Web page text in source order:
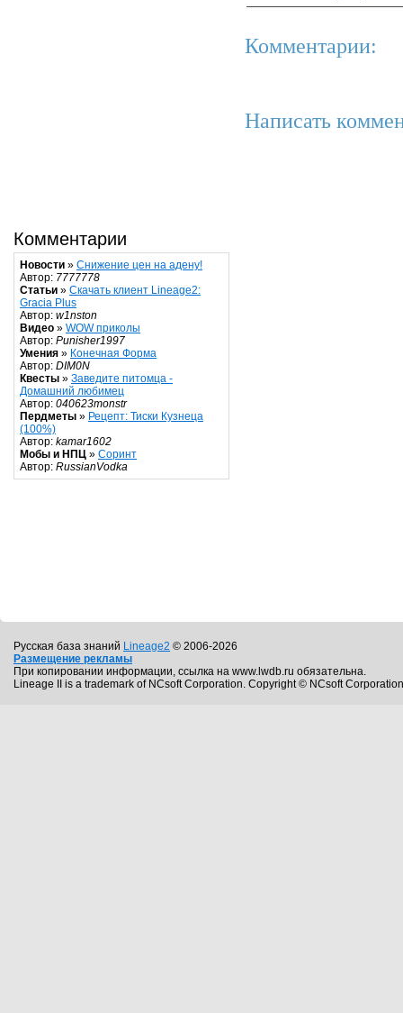
Комментарии
Новости » Снижение цен на адену!
Автор: 7777778
Статьи » Скачать клиент Lineage2:
Gracia Plus
Автор: w1nston
Видео » WOW приколы
Автор: Punisher1997
Умения » Конечная Форма
Автор: DIM0N
Квесты » Заведите питомца -
Домашний любимец
Автор: 040623monstr
Пердметы » Рецепт: Тиски Кузнеца
(100%)
Автор: kamar1602
Мобы и НПЦ » Соринт
Автор: RussianVodka
Комментарии:
Написать
Русская база знаний Lineage2 © 2006-2026
Размещение рекламы
При копировании информации, ссылка на www.lwdb.ru обязательна.
Lineage II is a trademark of NCsoft Corporation. Copyright © NCsoft